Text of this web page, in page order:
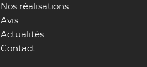
Nos réalisations
Avis
Actualités
Contact